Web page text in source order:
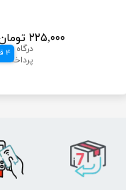
۲۲۵,۰۰۰ تومان
4 قسط